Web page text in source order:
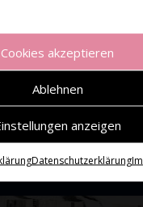
Cookies akzeptieren
Ablehnen
anzeigen
Datenschutzerklärung